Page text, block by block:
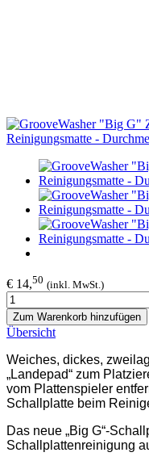
€ 14,50 (inkl. MwSt.)
Zum Warenkorb hinzufügen
Übersicht
Weiches, dickes,
„Landepad“ zum
vom Plattenspieler
Schallplatte beim
Das neue „Big G“-
Schallplattenreinigung